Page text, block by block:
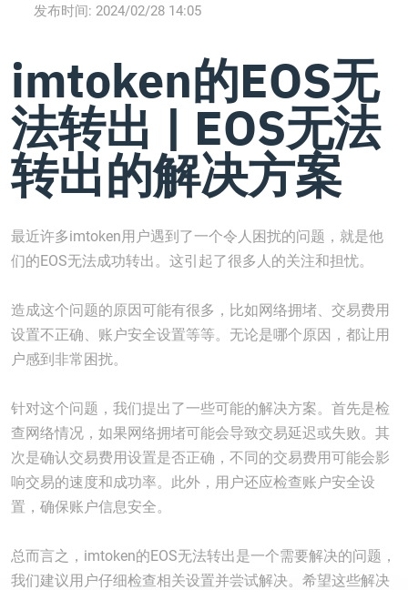
发布时间: 2024/02/28 14:05
imtoken的EOS无
法转出 | EOS无法
转出的解决方案
最近许多imtoken用户遇到了一个令人困扰的问题，就是他
们的EOS无法成功转出。这引起了很多人的关注和担忧。
造成这个问题的原因可能有很多，比如网络拥堵、交易费用
设置不正确、账户安全设置等等。无论是哪个原因，都让用
户感到非常困扰。
针对这个问题，我们提出了一些可能的解决方案。首先是检
查网络情况，如果网络拥堵可能会导致交易延迟或失败。其
次是确认交易费用设置是否正确，不同的交易费用可能会影
响交易的速度和成功率。此外，用户还应检查账户安全设
置，确保账户信息安全。
总而言之，imtoken的EOS无法转出是一个需要解决的问题，
我们建议用户仔细检查相关设置并尝试解决。希望这些解决